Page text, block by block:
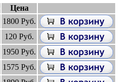
Цена
1800 Руб.
120 Руб.
1950 Руб.
1575 Руб.